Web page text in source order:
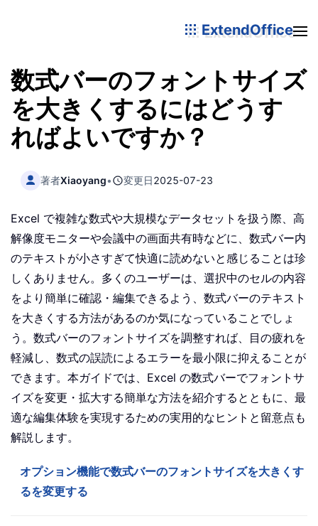
ExtendOffice
数式バーのフォントサイズ
を大きくするにはどうす
ればよいですか？
著者Xiaoyang• 変更日2025-07-23
Excel で複雑な数式や大規模なデータセットを扱う際、高
解像度モニターや会議中の画面共有時などに、数式バー内
のテキストが小さすぎて快適に読めないと感じることは珍
しくありません。多くのユーザーは、選択中のセルの内容
をより簡単に確認・編集できるよう、数式バーのテキスト
を大きくする方法があるのか気になっていることでしょ
う。数式バーのフォントサイズを調整すれば、目の疲れを
軽減し、数式の誤読によるエラーを最小限に抑えることが
できます。本ガイドでは、Excel の数式バーでフォントサ
イズを変更・拡大する簡単な方法を紹介するとともに、最
適な編集体験を実現するための実用的なヒントと留意点も
解説します。
オプション機能で数式バーのフォントサイズを大きくす
るを変更する